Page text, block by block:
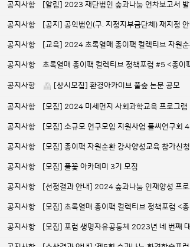
공지사항 [알림] 2023 재단법인 숲과나눔 연차보고서
공지사항 [공지] 공익법인(구. 지정지부금단체) 재지정 안
공지사항 [교육] 2024 초록열매 종이팩 컬렉티브 자원
공지사항 초록열매 종이팩 컬렉티브 정책포럼 #5 <종이
공지사항 [상시모집] 환경아카이브 풀숲 논문 공모
공지사항 [모집] 2024 미세먼지 사회과학교육 프로그램
공지사항 [모집] 소규모 연구모임 지원사업 풀씨연구
공지사항 [모집] 종이팩 자원순환 강사양성교육 참가신
공지사항 [모집] 풀꽃 아카데미 3기 모집
공지사항 [선정결과 안내] 2024 숲과나눔 인재양성 프
공지사항 [모집] 초록열매 종이팩 컬렉티브 정책포럼 <
공지사항 [모집] 포럼 생명자유공동체 2023년 네 번째